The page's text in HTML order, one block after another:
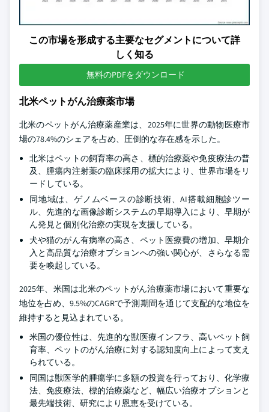
この市場を形成する主要なセグメントについて詳
しく知る
無料のPDFをダウンロード
北米ペットがん治療薬市場
北米のペットがん治療薬産業は、2025年に世界の動物医療市
場の78.4%のシェアを占め、圧倒的な存在感を示した。
北米はペットの飼育率の高さ、標的治療薬や免疫療法の普
及、腫瘍内注射薬の臨床採用の拡大により、世界市場をリ
ードしている。
同地域は、ゲノムベースの診断技術、AI搭載細胞診ツー
ル、先進的な画像診断システムの早期導入により、早期が
ん発見と個別化治療の実現を支援している。
犬や猫のがん有病率の高さ、ペット医療費の増加、早期介
入と高品質な治療オプションへの強い関心が、さらなる需
要を喚起している。
2025年、米国は北米のペットがん治療薬市場において重要な
地位を占め、9.5%のCAGRで予測期間を通じて支配的な地位を
維持すると見込まれている。
米国の優位性は、先進的な獣医療インフラ、高いペット飼
育率、ペットのがん治療に対する認知度向上によって支え
られている。
同国は獣医学的腫瘍学に多額の投資を行っており、化学療
法、免疫療法、標的治療薬など、幅広い治療オプションと
最先端技術、研究により恩恵を受けている。